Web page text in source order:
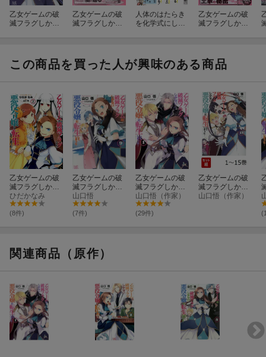
乙女ゲームの破
滅フラグしかな
乙女ゲームの破
滅フラグしかな
人体のはたらき
を化学式にして
乙女ゲームの破
滅フラグしかな
この商品を買った人が興味のある商品
乙女ゲームの破
滅フラグしかな
い悪役令嬢に転
生してしまっ
た・・・（2）
ひだかなみ
(8件)
乙女ゲームの破
滅フラグしかな
い悪役令嬢に転
生してしまっ
た…9
山口悟
(7件)
乙女ゲームの破
滅フラグしかな
い悪役令嬢に転
生してしまっ
た…（1）
山口悟（作家）
(29件)
乙女ゲームの破
滅フラグしかな
い悪役令嬢に転
山口悟（作家）
関連商品（原作）